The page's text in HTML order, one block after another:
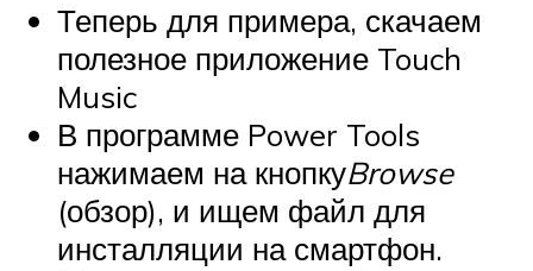
Теперь для примера, скачаем
полезное приложение Touch
Music
В программе Power Tools
нажимаем на кнопкуBrowse
(обзор), и ищем файл для
инсталляции на смартфон.